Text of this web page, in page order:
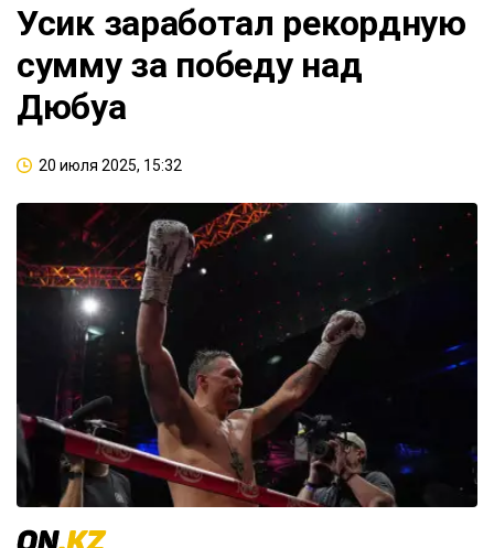
Усик заработал рекордную
сумму за победу над
Дюбуа
20 июля 2025, 15:32